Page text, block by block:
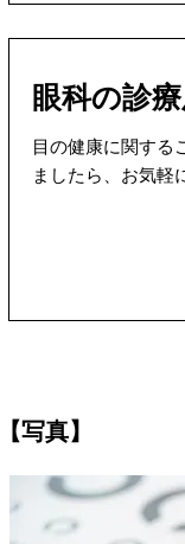
眼科の診
目の健康に関する
ましたら、お気軽
【写真】